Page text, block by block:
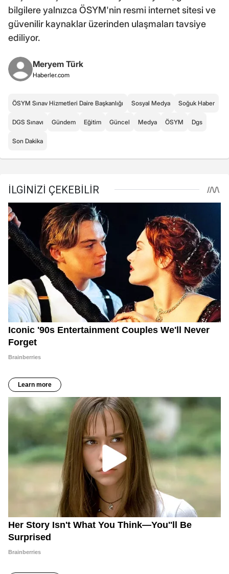
bilgilere yalnızca ÖSYM'nin resmi internet sitesi ve
güvenilir kaynaklar üzerinden ulaşmaları tavsiye
ediliyor.
Meryem Türk
Haberler.com
ÖSYM Sınav Hizmetleri Daire Başkanlığı Sosyal Medya Soğuk Haber
DGS Sınavı Gündem Eğitim Güncel Medya ÖSYM Dgs
Son Dakika